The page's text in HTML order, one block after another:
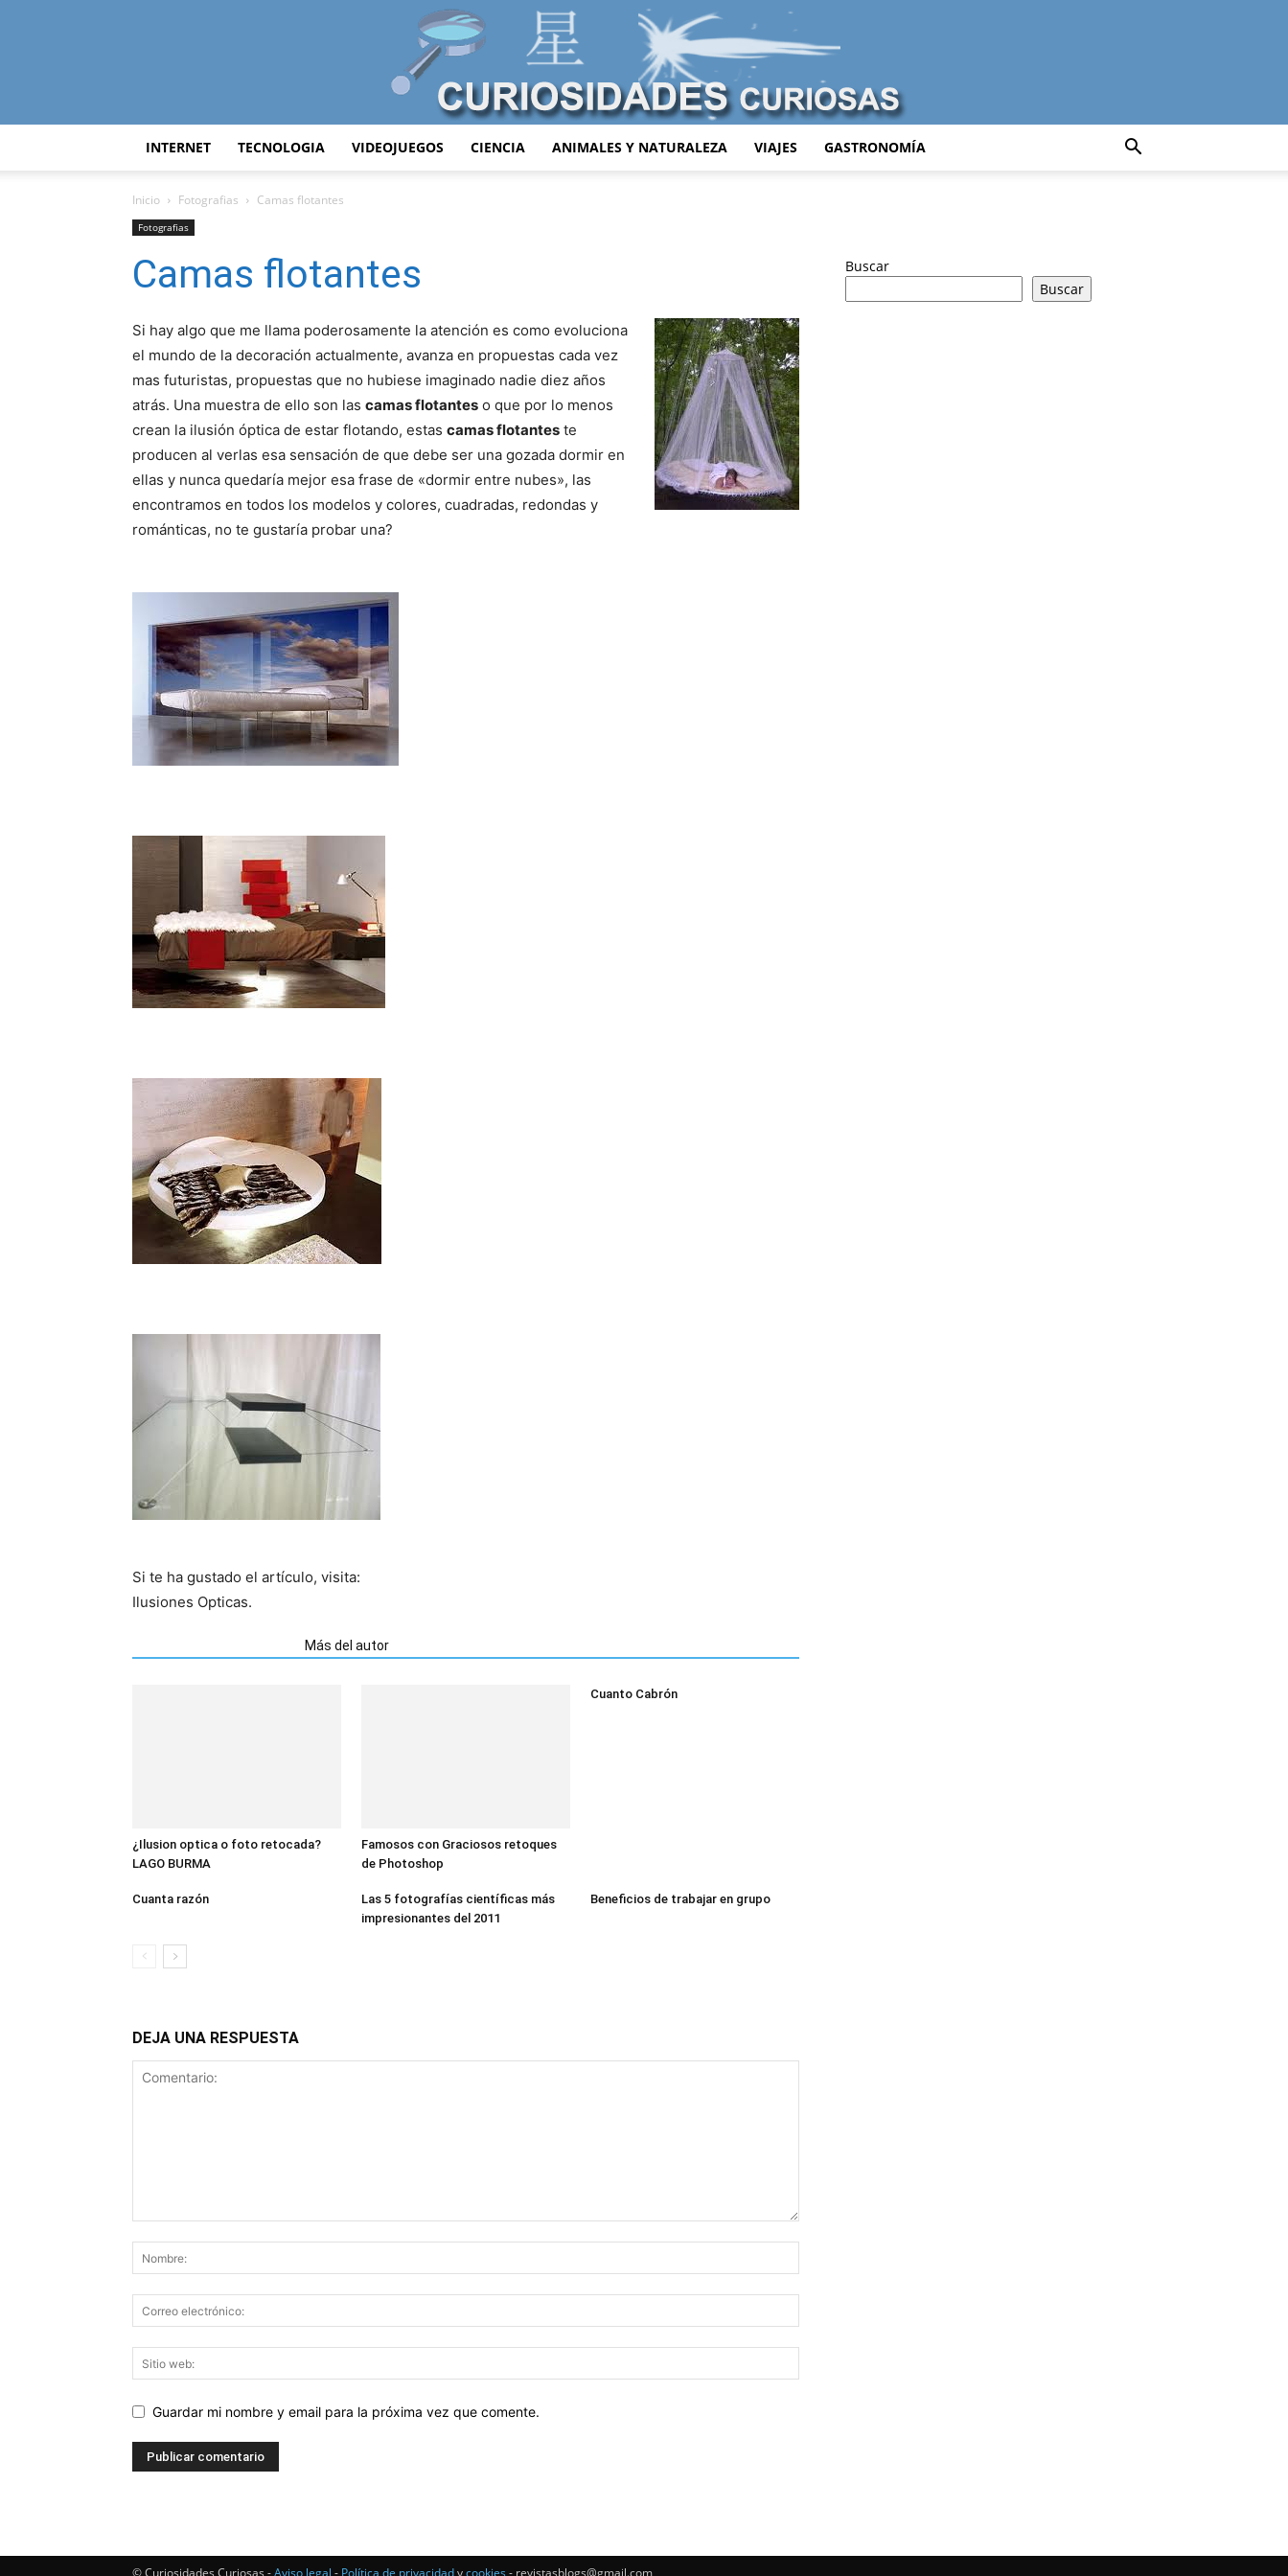
del
INTERNET TECNOLOGIA VIDEOJUEGOS CIENCIA ANIMALES Y NATURALEZA VIAJES GASTRONOMÍA
Inicio Fotografias Camas flotantes
Fotografias
Camas flotantes
Si hay algo que me llama poderosamente la atención es como evoluciona
el mundo de la decoración actualmente, avanza en propuestas cada vez
mas futuristas, propuestas que no hubiese imaginado nadie diez años
atrás. Una muestra de ello son las camas flotantes o que por lo menos
crean la ilusión óptica de estar flotando, estas camas flotantes te
producen al verlas esa sensación de que debe ser una gozada dormir en
ellas y nunca quedaría mejor esa frase de «dormir entre nubes», las
encontramos en todos los modelos y colores, cuadradas, redondas y
románticas, no te gustaría probar una?
Si te ha gustado el artículo, visita:
Ilusiones Opticas.
Más del autor
¿Ilusion optica o foto retocada?
LAGO BURMA
Famosos con Graciosos retoques
de Photoshop
Cuanto Cabrón
Cuanta razón
Las 5 fotografías científicas más
impresionantes del 2011
Beneficios de trabajar en grupo
DEJA UNA RESPUESTA
Guardar mi nombre y email para la próxima vez que comente.
Buscar
Buscar
© Curiosidades Curiosas -Aviso legal - Política de privacidadycookies - revistasblogs@gmail.com